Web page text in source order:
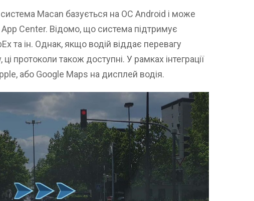
Macan базується на ОС Android і може
Center. Відомо, що система підтримує
та ін. Однак, якщо водій віддає перевагу
протоколи також доступні. У рамках інтеграції
або Google Maps на дисплей водія.